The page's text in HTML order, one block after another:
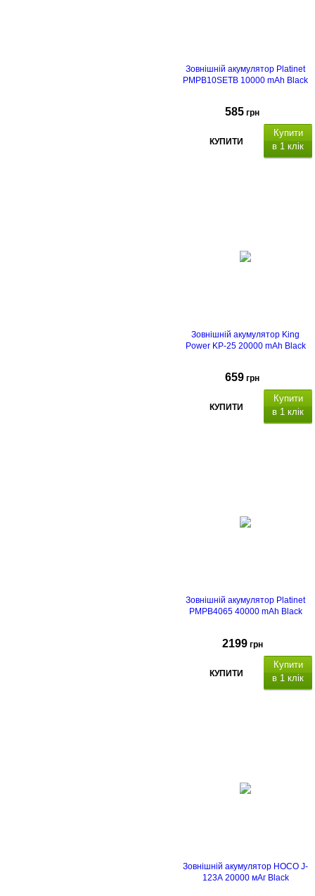
Зовнішній акумулятор Platinet
PMPB10SETB 10000 mAh Black
585 грн
КУПИТИ
Купити
в 1 клік
чає в себе зарядний пристрій
Зовнішній акумулятор King
Power KP-25 20000 mAh Black
659 грн
КУПИТИ
Купити
в 1 клік
Зовнішній акумулятор Platinet
PMPB4065 40000 mAh Black
2199 грн
КУПИТИ
Купити
в 1 клік
Зовнішній акумулятор HOCO J-
123A 20000 мАг Black